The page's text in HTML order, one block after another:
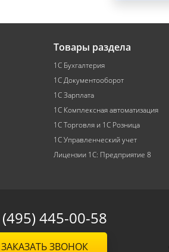
Товары раздела
1С Бухгалтерия
1С Документооборот
1С Зарплата
1С Комплексная автоматизация
1С Торговля и 1С Розница
1С Управленческий учет
Лицензии 1С: Предприятие 8
445-00-58
ЗАКАЗАТЬ ЗВОНОК